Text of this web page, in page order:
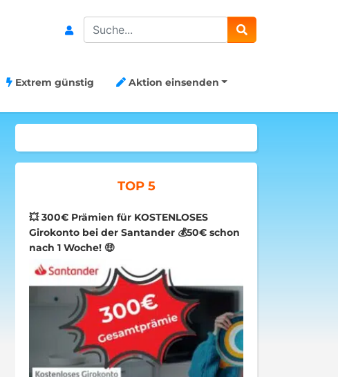
Search
Extrem günstig Aktion einsenden
TOP 5
💥 300€ Prämien für KOSTENLOSES
Girokonto bei der Santander 💰50€ schon
nach 1 Woche! 🤑